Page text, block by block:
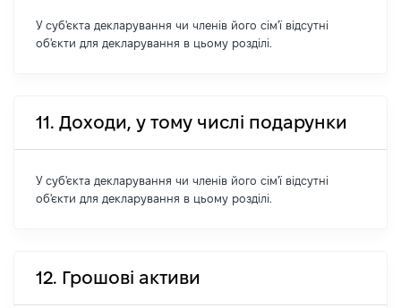
У суб'єкта декларування чи членів його сім'ї відсутні
об'єкти для декларування в цьому розділі.
11. Доходи, у тому числі подарунки
У суб'єкта декларування чи членів його сім'ї відсутні
об'єкти для декларування в цьому розділі.
12. Грошові активи